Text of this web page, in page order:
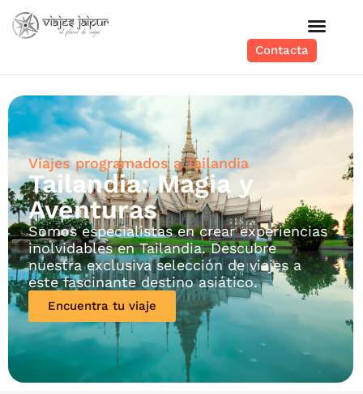
Contacta
Viajes programados a Tailandia
Tailandia: Magia y
Aventuras
Somos especialistas en crear experiencias
inolvidables en Tailandia. Descubre
nuestra exclusiva selección de viajes a
este fascinante destino asiático.
Encuentra tu viaje